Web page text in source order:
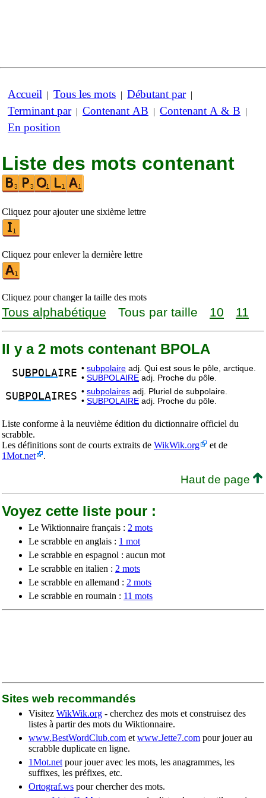
Accueil | Tous les mots | Débutant par|
Terminant par| Contenant AB | Contenant A & B |
En position
Liste des mots contenant
Cliquez pour ajouter une sixième lettre
Cliquez pour enlever la dernière lettre
Cliquez pour changer la taille des mots
Tous alphabétique Tous par taille 10 11
Il y a 2 mots contenant BPOLA
SU BPOLAIRE • subpolaire adj. Qui est sous le pôle, arctique.
• SUBPOLAIRE adj. Proche du pôle.
SU BPOLAIRES • subpolaires adj. Pluriel de subpolaire.
• SUBPOLAIRE adj. Proche du pôle.
Liste conforme à la neuvième édition du dictionnaire officiel du
scrabble.
Les définitions sont de courts extraits de WikWik.org
et de
1Mot.net
.
Haut de page
Voyez cette liste pour :
Le Wiktionnaire français : 2 mots
Le scrabble en anglais : 1 mot
Le scrabble en espagnol : aucun mot
Le scrabble en italien : 2 mots
Le scrabble en allemand : 2 mots
Le scrabble en roumain : 11 mots
Sites web recommandés
Visitez WikWik.org - cherchez des mots et construisez des
listes à partir des mots du Wiktionnaire.
www.BestWordClub.com et www.Jette7.com pour jouer au
scrabble duplicate en ligne.
1Mot.net pour jouer avec les mots, les anagrammes, les
suffixes, les préfixes, etc.
Ortograf.ws pour chercher des mots.